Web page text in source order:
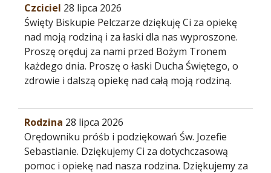
Czciciel 28 lipca 2026
Święty Biskupie Pelczarze dziękuję Ci za opiekę
nad moją rodziną i za łaski dla nas wyproszone.
Proszę oręduj za nami przed Bożym Tronem
każdego dnia. Proszę o łaski Ducha Świętego, o
zdrowie i dalszą opiekę nad całą moją rodziną.
Rodzina 28 lipca 2026
Orędowniku próśb i podziękowań Św. Jozefie
Sebastianie. Dziękujemy Ci za dotychczasową
pomoc i opiekę nad nasza rodzina. Dziękujemy za